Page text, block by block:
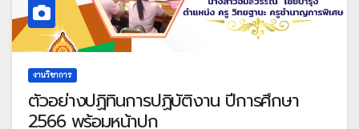
งานวิชาการ
ตัวอย่างปฏิทินการปฏิบัติงาน ปีการศึกษา
2566 พร้อมหน้าปก